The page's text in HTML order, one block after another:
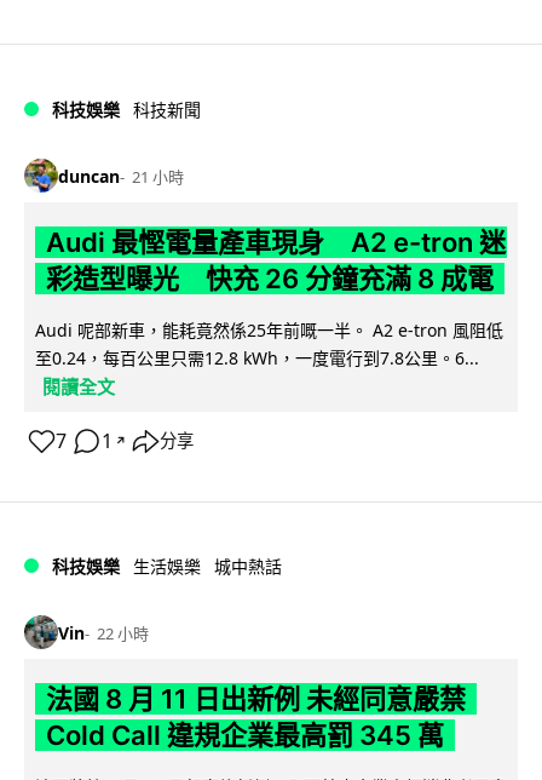
科技娛樂 科技新聞
duncan 21 小時
Audi 最慳電量產車現身 A2 e-tron 迷
彩造型曝光 快充 26 分鐘充滿 8 成電
Audi 呢部新車，能耗竟然係25年前嘅一半。 A2 e-tron 風阻低
至0.24，每百公里只需12.8 kWh，一度電行到7.8公里。6...
閱讀全文
7 1 ↗ 分享
科技娛樂 生活娛樂 城中熱話
Vin 22 小時
法國 8 月 11 日出新例 未經同意嚴禁
Cold Call 違規企業最高罰 345 萬